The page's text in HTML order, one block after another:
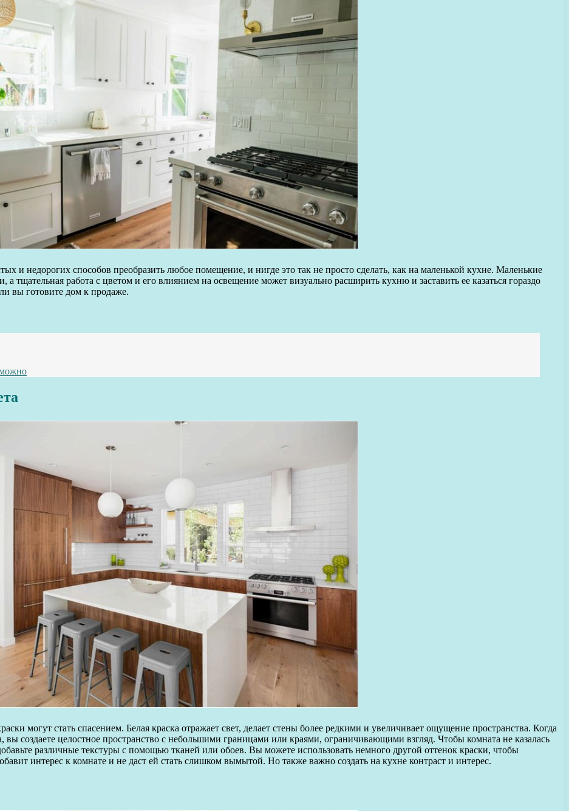
и недорогих способов преобразить любое помещение, и нигде это так не просто сделать, как на маленькой кухне. Маленькие
тщательная работа с цветом и его влиянием на освещение может визуально расширить кухню и заставить ее казаться гораздо
вы готовите дом к продаже.
могут стать спасением. Белая краска отражает свет, делает стены более редкими и увеличивает ощущение пространства. Когда
создаете целостное пространство с небольшими границами или краями, ограничивающими взгляд. Чтобы комната не казалась
различные текстуры с помощью тканей или обоев. Вы можете использовать немного другой оттенок краски, чтобы
интерес к комнате и не даст ей стать слишком вымытой. Но также важно создать на кухне контраст и интерес.